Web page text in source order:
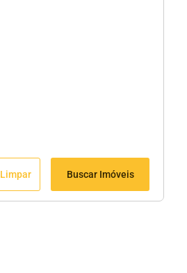
Limpar Buscar Imóveis